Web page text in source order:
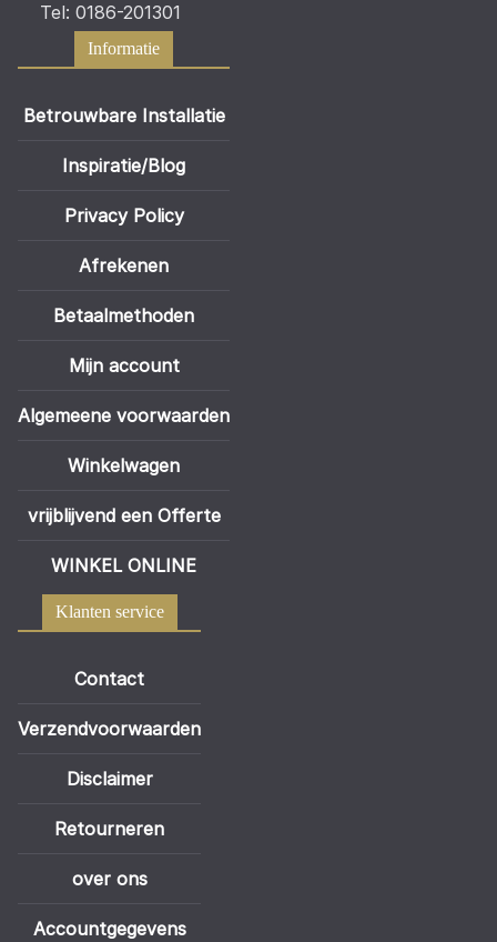
Tel: 0186-201301
Informatie
Betrouwbare Installatie
Inspiratie/Blog
Privacy Policy
Afrekenen
Betaalmethoden
Mijn account
Algemeene voorwaarden
Winkelwagen
vrijblijvend een Offerte
WINKEL ONLINE
Klanten service
Contact
Verzendvoorwaarden
Disclaimer
Retourneren
over ons
Accountgegevens